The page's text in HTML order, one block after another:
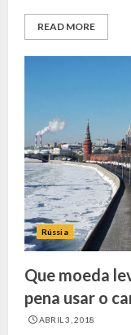
READ MORE
Rússia
Que moeda
pena usar o
ABRIL 3, 2018